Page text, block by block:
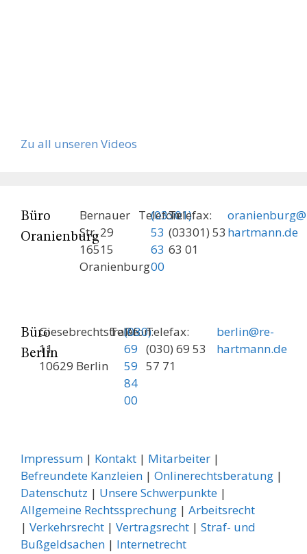
Zu all unseren Videos
Büro
Oranienburg
Bernauer
Str. 29
16515
Oranienburg
Telefon:
(03301)
53
63
00
Telefax:
(03301) 53
63 01
hartmann.de
Büro
Berlin
Giesebrechtstraße
11
10629 Berlin
Telefon:
(030)
69
59
84
00
Telefax:
(030) 69 53
57 71
berlin@re-
hartmann.de
Impressum | Kontakt | Mitarbeiter |
Befreundete Kanzleien | Onlinerechtsberatung |
Datenschutz | Unsere Schwerpunkte |
Allgemeine Rechtssprechung | ­ Arbeitsrecht
| Verkehrsrecht | Vertragsrecht | Straf- und
Bußgeldsachen | Internetrecht